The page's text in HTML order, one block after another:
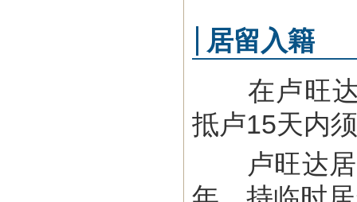
居留入籍
在卢旺达
抵卢15天内
卢旺达居